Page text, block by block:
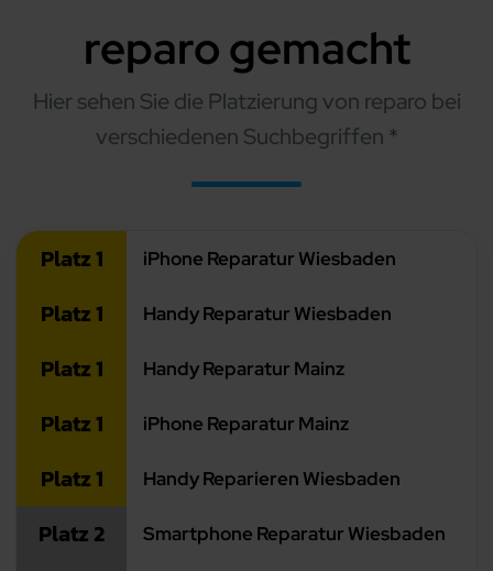
reparo gemacht
Hier sehen Sie die Platzierung von reparo bei
verschiedenen Suchbegriffen *
Platz 1 iPhone Reparatur Wiesbaden
Platz 1 Handy Reparatur Wiesbaden
Platz 1 Handy Reparatur Mainz
Platz 1 iPhone Reparatur Mainz
Platz 1 Handy Reparieren Wiesbaden
Platz 2 Smartphone Reparatur Wiesbaden